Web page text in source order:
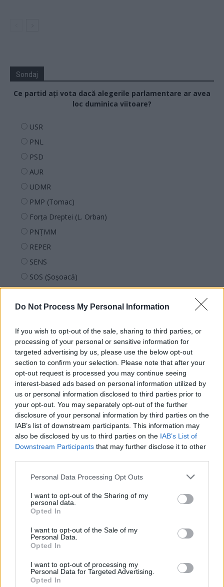
Do Not Process My Personal Information
If you wish to opt-out of the sale, sharing to third parties, or
processing of your personal or sensitive information for
targeted advertising by us, please use the below opt-out
section to confirm your selection. Please note that after your
opt-out request is processed you may continue seeing
interest-based ads based on personal information utilized by
us or personal information disclosed to third parties prior to
your opt-out. You may separately opt-out of the further
disclosure of your personal information by third parties on the
IAB’s list of downstream participants. This information may
also be disclosed by us to third parties on the IAB’s List of
Downstream Participants that may further disclose it to other
Personal Data Processing Opt Outs
I want to opt-out of the Sharing of my
personal data.
Opted In
I want to opt-out of the Sale of my
Personal Data.
Opted In
I want to opt-out of processing my
Personal Data for Targeted Advertising.
Opted In
Sondaj
Ce partid ați vota dacă alegerile parlamentare ar avea
loc duminica viitoare?
USR
PNL
PSD
AUR
UDMR
PMP (Tomac)
Forța Dreptei (L. Orban)
PNȚMM
REPER
SENS
SOS (Șoșoacă)
POT (Gavrilă)
PACE (Peia)
PDF (Lazarus)
PUSL (D. Voiculescu)
PNȚCD (Pavelescu)
PNCR (Terheș)
Partidul Patrioților (Surugiu)
FAR (Coarnă)
România pe Primul Loc (Ponta)
Altul
Arată rezultatele
Arhiva sondajelor